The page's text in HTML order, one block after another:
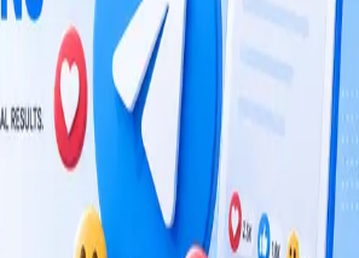
استكشاف
بوتات تيليجرام الأدلة
الشركة
المدونة
القانونية
الشروط والأحكامسياسة الاسترداد
2026
TelegramMember
جميع الحقوق